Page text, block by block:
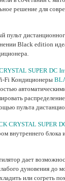
решение для
пульт
Black edition
SUPER DC
Fi Кондиционеры
пульта
CRYSTAL SUPER
внутреннего блока
дает
дуновения до
или согреть